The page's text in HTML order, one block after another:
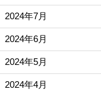
2024年7月
2024年6月
2024年5月
2024年4月